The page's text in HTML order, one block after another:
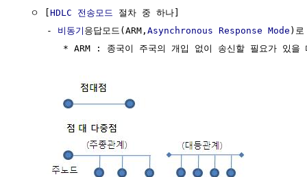
  ㅇ [
HDLC 전송모드
절차 중 하나]
     -
비동기 응답모드(ARM, Asynchronous Response Mode )
* ARM : 종국이 주국의 개입 없이 송신할 필요가 있을